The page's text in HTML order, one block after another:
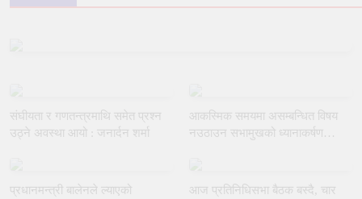
संघीयता र गणतन्त्रमाथि समेत प्रश्न
उठ्ने अवस्था आयो : जनार्दन शर्मा
आकस्मिक समयमा असम्बन्धित विषय
नउठाउन सभामुखको ध्यानाकर्षण
प्रधानमन्त्री बालेनले ल्याएको
आज प्रतिनिधिसभा बैठक बस्दै, चार